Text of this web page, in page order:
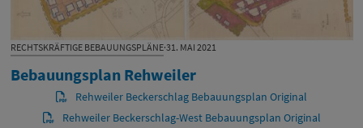
RECHTSKRÄFTIGE BEBAUUNGSPLÄNE·31. MAI 2021
Bebauungsplan Rehweiler
Rehweiler Beckerschlag Bebauungsplan Original
Rehweiler Beckerschlag-West Bebauungsplan Original